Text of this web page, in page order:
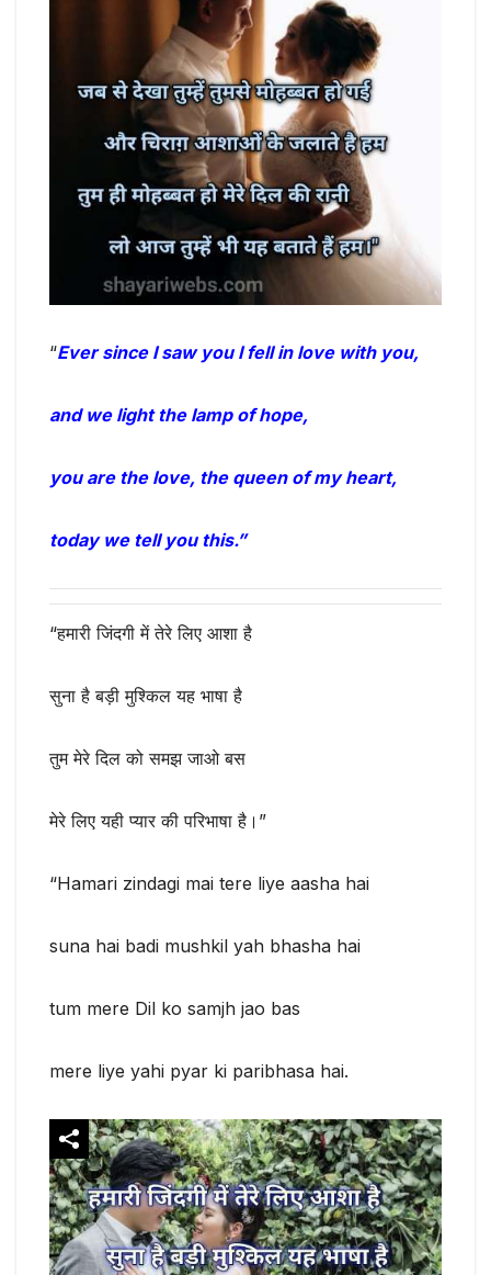
“Ever since I saw you I fell in love with you,
and we light the lamp of hope,
you are the love, the queen of my heart,
today we tell you this.”
“हमारी जिंदगी में तेरे लिए आशा है
सुना है बड़ी मुश्किल यह भाषा है
तुम मेरे दिल को समझ जाओ बस
मेरे लिए यही प्यार की परिभाषा है।”
“Hamari zindagi mai tere liye aasha hai
suna hai badi mushkil yah bhasha hai
tum mere Dil ko samjh jao bas
mere liye yahi pyar ki paribhasa hai.